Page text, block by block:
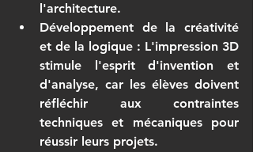
l'architecture.
Développement de la créativité
et de la logique : L'impression 3D
stimule l'esprit d'invention et
d'analyse, car les élèves doivent
réfléchir aux contraintes
techniques et mécaniques pour
réussir leurs projets.